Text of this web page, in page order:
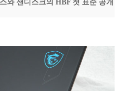
와 샌디스크의 HBF 첫 표준 공개